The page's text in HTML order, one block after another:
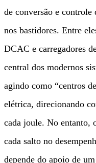
de conversão e controle
nos bastidores. Entre
DCAC e carregadores
central dos modernos
agindo como “centros
elétrica, direcionando
cada joule. No entanto,
cada salto no
depende do apoio de